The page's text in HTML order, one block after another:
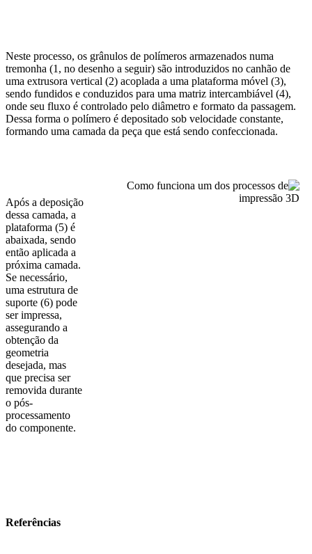
Neste processo, os grânulos de polímeros armazenados numa
tremonha (1, no desenho a seguir) são introduzidos no canhão de
uma extrusora vertical (2) acoplada a uma plataforma móvel (3),
sendo fundidos e conduzidos para uma matriz intercambiável (4),
onde seu fluxo é controlado pelo diâmetro e formato da passagem.
Dessa forma o polímero é depositado sob velocidade constante,
formando uma camada da peça que está sendo confeccionada.
Após a deposição
dessa camada, a
plataforma (5) é
abaixada, sendo
então aplicada a
próxima camada.
Se necessário,
uma estrutura de
suporte (6) pode
ser impressa,
assegurando a
obtenção da
geometria
desejada, mas
que precisa ser
removida durante
o pós-
processamento
do componente.
Referências